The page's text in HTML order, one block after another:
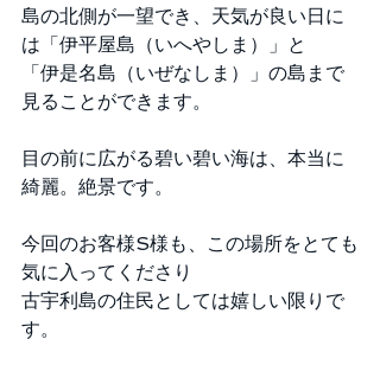
島の北側が一望でき、天気が良い日に
は「伊平屋島（いへやしま）」と
「伊是名島（いぜなしま）」の島まで
見ることができます。
目の前に広がる碧い碧い海は、本当に
綺麗。絶景です。
今回のお客様S様も、この場所をとても
気に入ってくださり
古宇利島の住民としては嬉しい限りで
す。